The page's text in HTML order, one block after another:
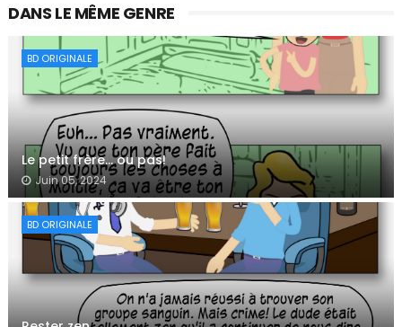
DANS LE MÊME GENRE
BD ORIGINALE
Le petit frère… ou pas!
Juin 05, 2024
BD ORIGINALE